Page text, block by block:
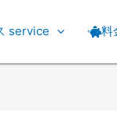
service 料